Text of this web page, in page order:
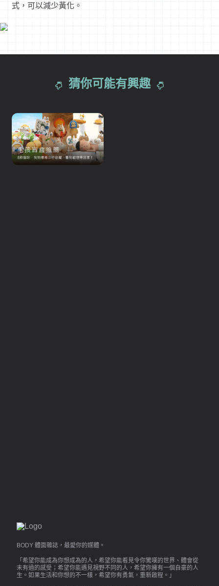
式，可以減少黃化。
猜你可能有興趣
BODY 體面雜誌，最愛你的媒體。
「希望你能成為你想成為的人，希望你能看見令你驚嘆的世界、體會從
未有過的感受；希望你能遇見視野不同的人，希望你擁有一個自豪的人
生。如果生活和你想的不一樣，希望你有勇氣，重新啟程。」